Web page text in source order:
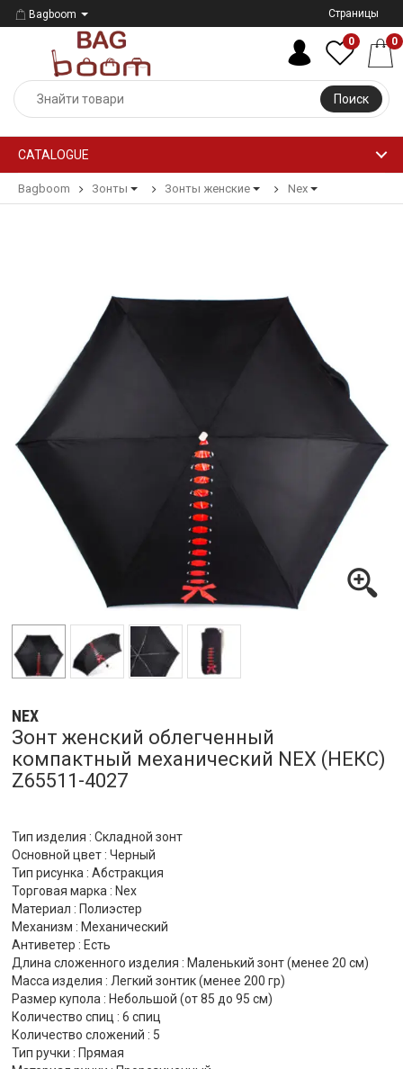
Bagboom Страницы
Поиск
0 0
CATALOGUE
Bagboom Зонты Зонты женские Nex
NEX
Зонт женский облегченный
компактный механический NEX (НЕКС)
Z65511-4027
Тип изделия : Складной зонт
Основной цвет : Черный
Тип рисунка : Абстракция
Торговая марка : Nex
Материал : Полиэстер
Механизм : Механический
Антиветер : Есть
Длина сложенного изделия : Маленький зонт (менее 20 см)
Масса изделия : Легкий зонтик (менее 200 гр)
Размер купола : Небольшой (от 85 до 95 см)
Количество спиц : 6 спиц
Количество сложений : 5
Тип ручки : Прямая